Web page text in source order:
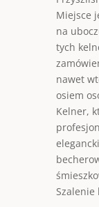
Miejsce
na
tych
nawet
osiem
Kelner,